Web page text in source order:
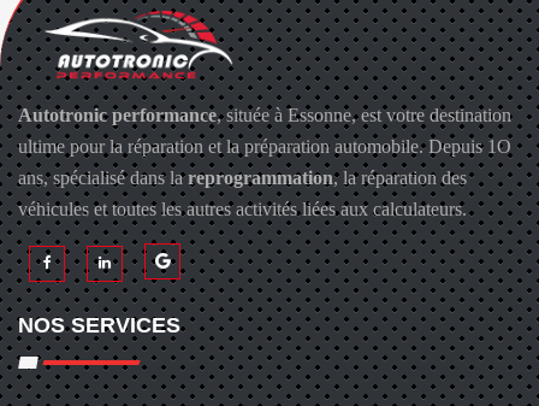
Autotronic performance, située à Essonne, est votre destination
ultime pour la réparation et la préparation automobile. Depuis 1O
ans, spécialisé dans lareprogrammation, la réparation des
véhicules et toutes les autres activités liées aux calculateurs.
NOS SERVICES